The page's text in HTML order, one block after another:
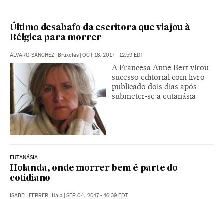
Último desabafo da escritora que viajou à
Bélgica para morrer
ÁLVARO SÁNCHEZ | Bruxelas | OCT 16, 2017 - 12:59 EDT
A Francesa Anne Bert virou
sucesso editorial com livro
publicado dois dias após
submeter-se a eutanásia
EUTANÁSIA
Holanda, onde morrer bem é parte do
cotidiano
ISABEL FERRER | Haia | SEP 04, 2017 - 16:39 EDT